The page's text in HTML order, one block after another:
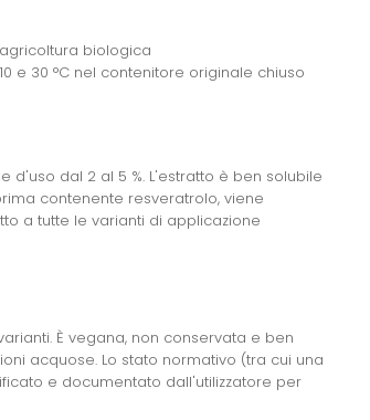
biologica
e 30 °C nel contenitore originale chiuso
dal 2 al 5 %. L'estratto è ben solubile
contenente resveratrolo, viene
a tutte le varianti di applicazione
È vegana, non conservata e ben
acquose. Lo stato normativo (tra cui una
e documentato dall'utilizzatore per